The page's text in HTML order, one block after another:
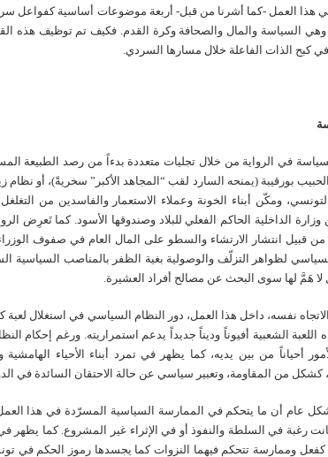
هذا العمل -كما أشرنا من قبل- أربعة موضوعات أساسية كفواعل
وهي السياسة والمال والصحافة وكرة القدم. فكيف تم توظيف هذه
كبح الذات الفاعلة خلال مسارها السردي.
في الرواية من خلال تجليات متعددة بدءاً من رصد الطبيعة
بورقيبة (يمنحه السارد لقب “المجاهد الأكبر” سخريةً)، أو
ومكّن أبناء الخونة وعملاء الاستعمار والفاسدين من
الداخلية الحاكم الفعلي للبلاد وصندوقها الأسود. كما تَعرِض
من قبيل انتشار الارتشاء والسطو على المال العام في صفوف
لظواهر التزلّف والوصولية بغية الظفر بالمناصب السياسية
لا هَمَّ لها سوى البحث عن مصالح أفراد العشيرة.
نفسه، داخل هذا العمل، دور النظام السياسي في استغلال لعبة
الشعبية أفيوناً وديناً جديداً يدعم استمراريته. ورغم إحكام
أحياناً من بين يديه، كما يظهر في تمرد أبناء الأحياء
كشكل من المقاومة، وتعبير سياسي عن حالة الاحتقان السائدة في
عام أن ما يتحكم في الممارسة السياسية المسرّدة في هذا العمل
رغبة في السلطة والنفوذ أو في الإثراء غير المشروع. كما يظهر
كفعل وممارسة تتحكم فيهما النزوات كما يجسدها رموز الحكم في